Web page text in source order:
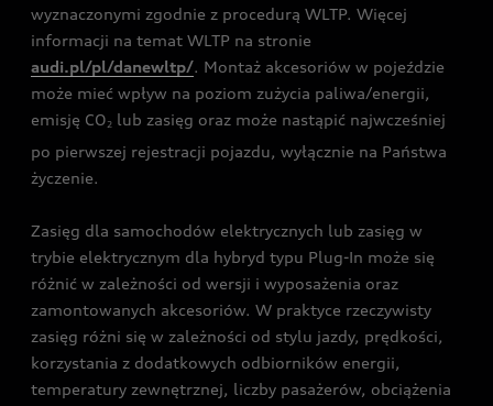
wyznaczonymi zgodnie z procedurą WLTP. Więcej
informacji na temat WLTP na stronie
audi.pl/pl/danewltp/. Montaż akcesoriów w pojeździe
może mieć wpływ na poziom zużycia paliwa/energii,
emisję CO2 lub zasięg oraz może nastąpić najwcześniej
po pierwszej rejestracji pojazdu, wyłącznie na Państwa
życzenie.
Zasięg dla samochodów elektrycznych lub zasięg w
trybie elektrycznym dla hybryd typu Plug-In może się
różnić w zależności od wersji i wyposażenia oraz
zamontowanych akcesoriów. W praktyce rzeczywisty
zasięg różni się w zależności od stylu jazdy, prędkości,
korzystania z dodatkowych odbiorników energii,
temperatury zewnętrznej, liczby pasażerów, obciążenia